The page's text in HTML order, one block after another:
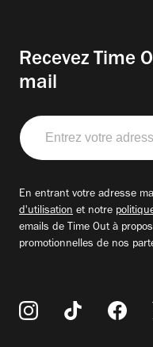
Recevez Time
mail
Entrez
votre
adresse
En entrant votre adresse
d'utilisation et notre
emails de Time Out à
promotionnelles de nos